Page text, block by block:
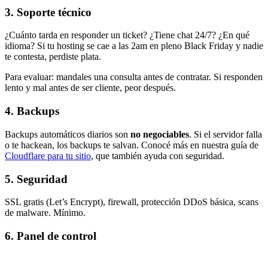
3. Soporte técnico
¿Cuánto tarda en responder un ticket? ¿Tiene chat 24/7? ¿En qué
idioma? Si tu hosting se cae a las 2am en pleno Black Friday y nadie
te contesta, perdiste plata.
Para evaluar: mandales una consulta antes de contratar. Si responden
lento y mal antes de ser cliente, peor después.
4. Backups
Backups automáticos diarios son no negociables. Si el servidor falla
o te hackean, los backups te salvan. Conocé más en nuestra guía de
Cloudflare para tu sitio, que también ayuda con seguridad.
5. Seguridad
SSL gratis (Let’s Encrypt), firewall, protección DDoS básica, scans
de malware. Mínimo.
6. Panel de control